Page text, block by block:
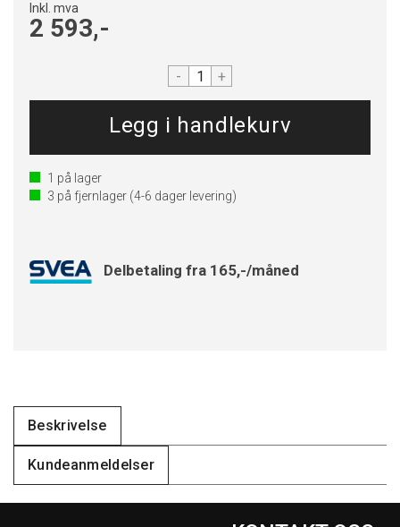
Inkl. mva
2 593,-
- +
1 på lager
3 på fjernlager (4-6 dager levering)
Delbetaling fra 165,-/måned
Beskrivelse
Kundeanmeldelser